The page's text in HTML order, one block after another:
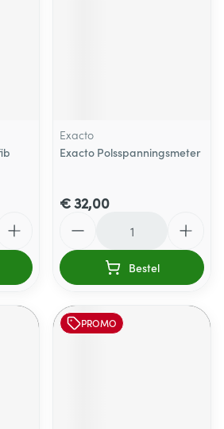
Exacto
Exacto Polsspanningsmeter
€ 32,00
Bestel
PROMO